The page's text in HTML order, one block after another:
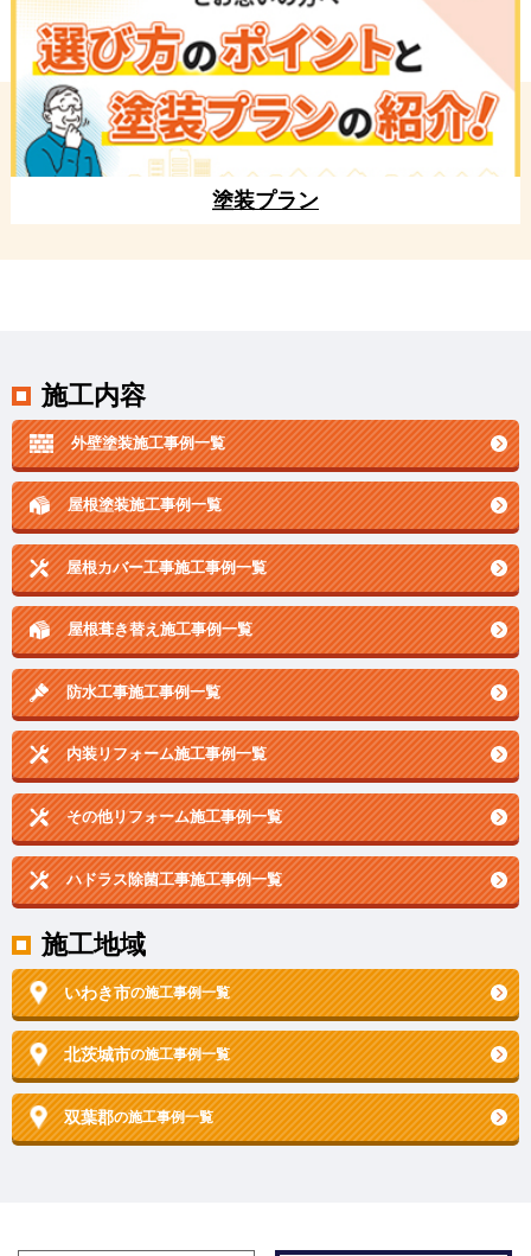
塗装プラン
施工内容
外壁塗装施工事例一覧
屋根塗装施工事例一覧
屋根カバー工事施工事例一覧
屋根葺き替え施工事例一覧
防水工事施工事例一覧
内装リフォーム施工事例一覧
その他リフォーム施工事例一覧
ハドラス除菌工事施工事例一覧
施工地域
いわき市の施工事例一覧
北茨城市の施工事例一覧
双葉郡の施工事例一覧